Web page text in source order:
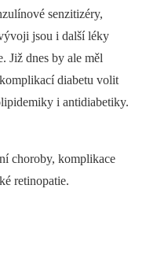
senzitizéry,
jsou i další léky
Již dnes by ale měl
diabetu volit
i antidiabetiky.
choroby, komplikace
retinopatie.